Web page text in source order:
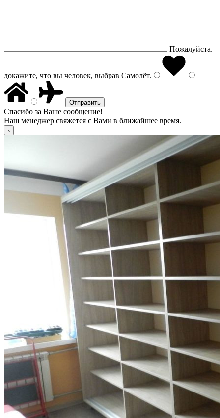
Пожалуйста,
докажите, что вы человек, выбрав Самолёт.
Спасибо за Ваше сообщение!
Наш менеджер свяжется с Вами в ближайшее время.